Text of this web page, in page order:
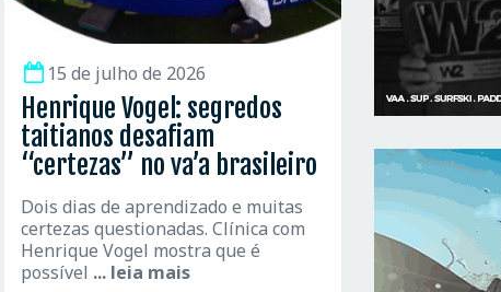
15 de julho de 2026
Henrique Vogel: segredos
taitianos desafiam
“certezas” no va’a brasileiro
Dois dias de aprendizado e muitas
certezas questionadas. Clínica com
Henrique Vogel mostra que é
possível ... leia mais